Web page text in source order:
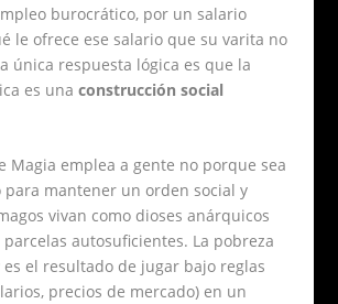
burocrático, por un salario
le ofrece ese salario que su varita no
única respuesta lógica es que la
es unaconstrucción social
Magia emplea a gente no porque sea
para mantener un orden social y
vivan como dioses anárquicos
autosuficientes. La pobreza
es el resultado de jugar bajo reglas
precios de mercado) en un